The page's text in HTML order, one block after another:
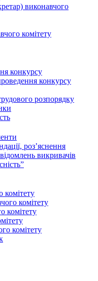
виконавчого
комітету
конкурсу
конкурсу
розпорядку
роз’яснення
викривачів
комітету
комітету
комітету
комітету